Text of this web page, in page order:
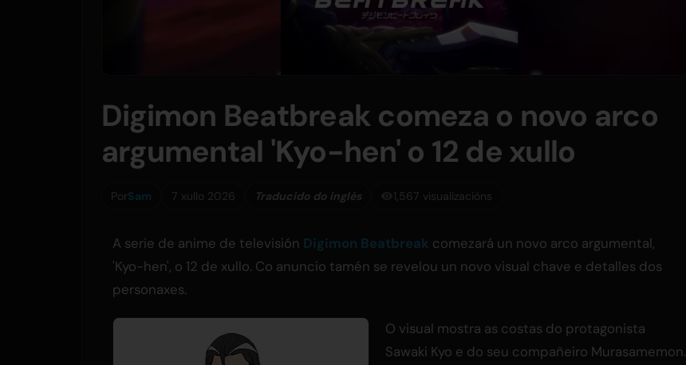
Digimon Beatbreak comeza o novo arco
argumental 'Kyo-hen' o 12 de xullo
PorSam 7 xullo 2026 Traducido do inglés 1,567 visualizacións
A serie de anime de televisión Digimon Beatbreak comezará un novo arco argumental,
'Kyo-hen', o 12 de xullo. Co anuncio tamén se revelou un novo visual chave e detalles dos
personaxes.
O visual mostra as costas do protagonista
Sawaki Kyo e do seu compañeiro Murasamemon.